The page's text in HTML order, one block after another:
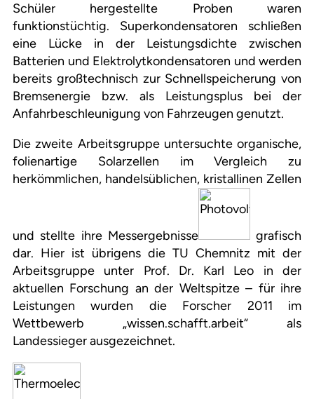
Schüler hergestellte Proben waren
funktionstüchtig. Superkondensatoren schließen
eine Lücke in der Leistungsdichte zwischen
Batterien und Elektrolytkondensatoren und werden
bereits großtechnisch zur Schnellspeicherung von
Bremsenergie bzw. als Leistungsplus bei der
Anfahrbeschleunigung von Fahrzeugen genutzt.
Die zweite Arbeitsgruppe untersuchte organische,
folienartige Solarzellen im Vergleich zu
herkömmlichen, handelsüblichen, kristallinen Zellen
und stellte ihre Messergebnisse
grafisch
dar. Hier ist übrigens die TU Chemnitz mit der
Arbeitsgruppe unter Prof. Dr. Karl Leo in der
aktuellen Forschung an der Weltspitze – für ihre
Leistungen wurden die Forscher 2011 im
Wettbewerb „wissen.schafft.arbeit“ als
Landessieger ausgezeichnet.